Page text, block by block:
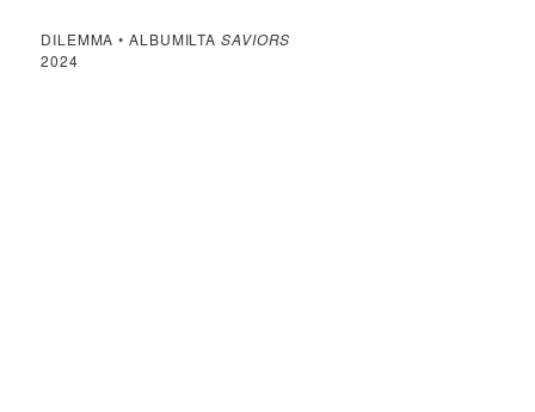
DILEMMA • ALBUMILTASAVIORS
2024